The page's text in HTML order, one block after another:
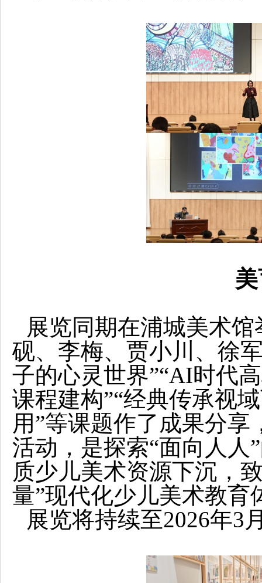
展览同期在浦城美术
砚、李梅、贾小川、徐
子的心灵世界”“AI时代
课程建构”“经典传承视
用”等课题作了成果分
活动，是探索“面向人人
质少儿美术资源下沉，
量”现代化少儿美术教育
展览将持续至2026年3